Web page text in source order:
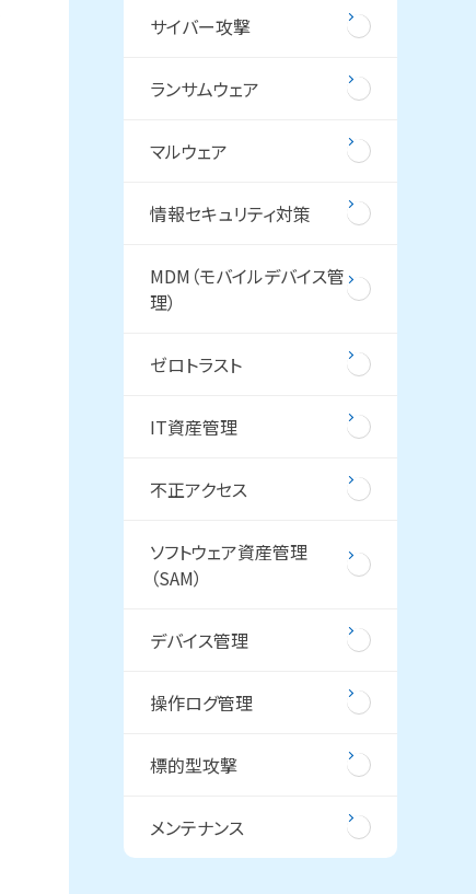
サイバー攻撃
ランサムウェア
マルウェア
情報セキュリティ対策
MDM（モバイルデバイス管
理）
ゼロトラスト
IT資産管理
不正アクセス
ソフトウェア資産管理
（SAM）
デバイス管理
操作ログ管理
標的型攻撃
メンテナンス